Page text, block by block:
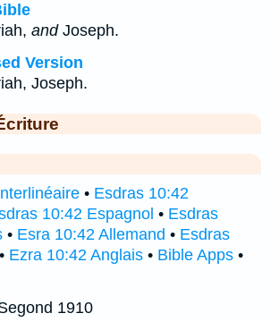
andJoseph.
Version
Joseph.
• Esdras 10:42
10:42 Espagnol • Esdras
• Esra 10:42 Allemand • Esdras
• Ezra 10:42 Anglais • Bible Apps •
1910